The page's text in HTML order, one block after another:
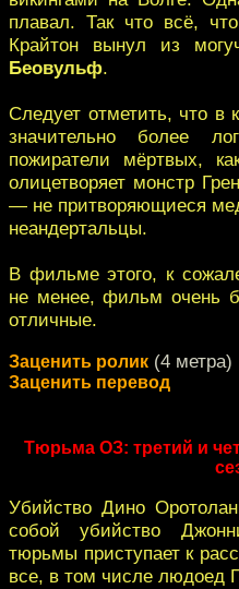
плавал. Так что всё,
Крайтон вынул из
Беовульф.
Следует отметить, что в
значительно более
пожиратели мёртвых,
олицетворяет монстр
— не притворяющиеся
неандертальцы.
В фильме этого, к
не менее, фильм очень
отличные.
Заценить ролик (4 метра)
Заценить перевод
Тюрьма ОЗ: третий и
Убийство Дино
собой убийство
тюрьмы приступает к
все, в том числе людоед